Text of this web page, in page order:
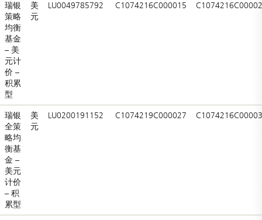
瑞银
策略
均衡
基金
– 美
元计
价 –
积累
型
美
元
LU0049785792 C1074216C000015
瑞银
全策
略均
衡基
金 –
美元
计价
– 积
累型
美
元
LU0200191152 C1074219C000027